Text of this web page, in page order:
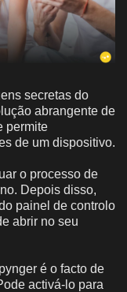
secretas do
abrangente de
permite
de um dispositivo.
o processo de
Depois disso,
painel de controlo
abrir no seu
é o facto de
activá-lo para